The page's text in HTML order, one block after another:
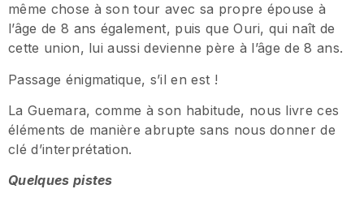
même chose à son tour avec sa propre épouse à
l’âge de 8 ans également, puis que Ouri, qui naît de
cette union, lui aussi devienne père à l’âge de 8 ans.
Passage énigmatique, s’il en est !
La Guemara, comme à son habitude, nous livre ces
éléments de manière abrupte sans nous donner de
clé d’interprétation.
Quelques pistes